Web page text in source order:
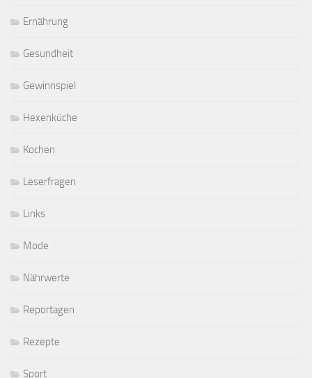
Ernährung
Gesundheit
Gewinnspiel
Hexenküche
Kochen
Leserfragen
Links
Mode
Nährwerte
Reportagen
Rezepte
Sport